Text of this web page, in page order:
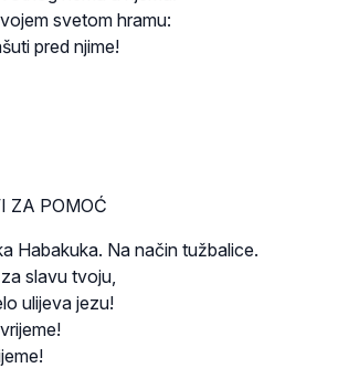
svetom hramu:
pred njime!
ZA POMOĆ
Habakuka. Na način tužbalice.
slavu tvoju,
ulijeva jezu!